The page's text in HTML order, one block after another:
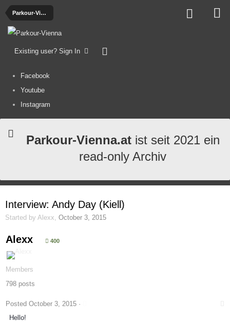
Parkour-Vienna
Existing user? Sign In
Facebook
Youtube
Instagram
Parkour-Vienna.atist seit 2021 ein
read-only Archiv
Interview: Andy Day (Kiell)
Started by Alexx October 3, 2015
Alexx 400
Members
798 posts
Posted October 3, 2015 ·
Hello!